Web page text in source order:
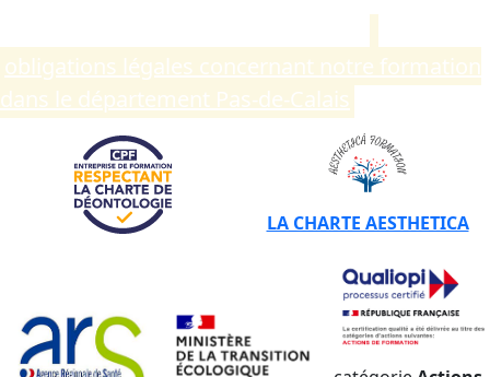
obligations légales concernant notre formation
dans le département Pas-de-Calais
LA CHARTE AESTHETICA